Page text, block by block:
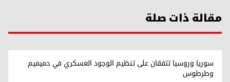
مقالة ذات صلة
سوريا وروسيا تتفقان على تنظيم الوجود العسكري في حميميم
وطرطوس